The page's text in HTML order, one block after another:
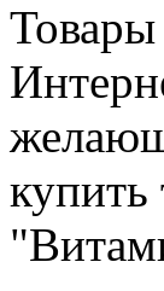
Товары
купить